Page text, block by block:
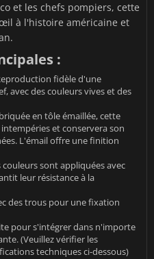
et les chefs pompiers, cette
à l'histoire américaine et
:
fidèle d'une
avec des couleurs vives et des
en tôle émaillée, cette
et conservera son
L'émail offre une finition
couleurs sont appliquées avec
leur résistance à la
des trous pour une fixation
pour s'intégrer dans n'importe
(Veuillez vérifier les
techniques ci-dessous)